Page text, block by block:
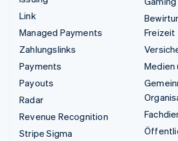
Link
Managed Payments
Zahlungslinks
Payments
Payouts
Radar
Revenue Recognition
Stripe Sigma
Freizeit
Medien